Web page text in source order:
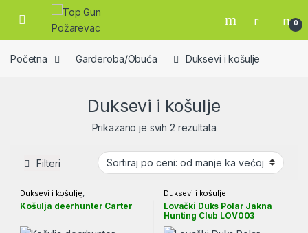
Skip to navigation
Skip to content
Open 0
Početna Garderoba/Obuća Duksevi i košulje
Duksevi i košulje
Prikazano je svih 2 rezultataSortirano po ceni:
Filteri
Duksevi i košulje,
Garderoba/Obuća
Košulja deerhunter Carter
Duksevi i košulje
Lovački Duks Polar Jakna
Hunting Club LOV003